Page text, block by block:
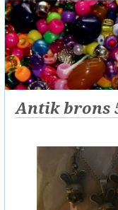
ÖRHÄNGEN/ EARRINGS
ROSTFRITT
DRÖMMAR
ÄNGLAR
KONTAKT/CONTACT
BETALNING/PAYMENT
Antik brons